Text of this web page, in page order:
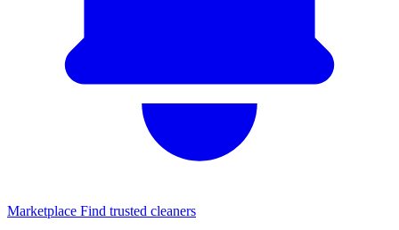
Marketplace Find trusted cleaners